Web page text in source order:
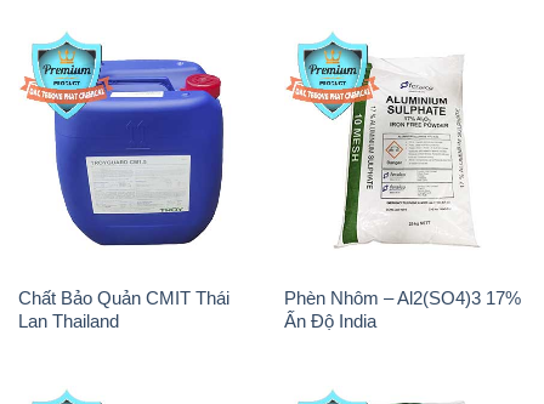
Chất Bảo Quản CMIT Thái
Lan Thailand
Phèn Nhôm – Al2(SO4)3 17%
Ấn Độ India